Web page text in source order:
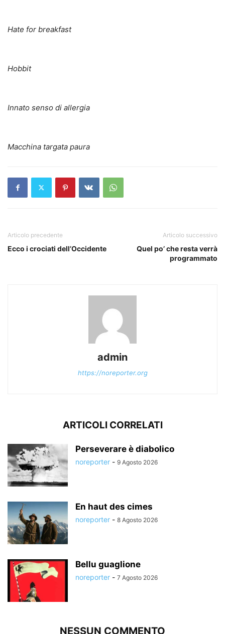
Hate for breakfast
Hobbit
Innato senso di allergia
Macchina targata paura
Articolo precedente
Ecco i crociati dell’Occidente
Articolo successivo
Quel po’ che resta verrà
programmato
admin
https://noreporter.org
ARTICOLI CORRELATI
Perseverare è diabolico
noreporter - 9 Agosto 2026
En haut des cimes
noreporter - 8 Agosto 2026
Bellu guaglione
noreporter - 7 Agosto 2026
NESSUN COMMENTO